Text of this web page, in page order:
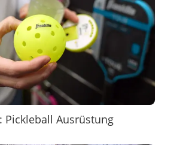
Pickleball Ausrüstung